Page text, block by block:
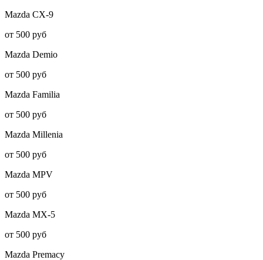
Mazda CX-9
от 500 руб
Mazda Demio
от 500 руб
Mazda Familia
от 500 руб
Mazda Millenia
от 500 руб
Mazda MPV
от 500 руб
Mazda MX-5
от 500 руб
Mazda Premacy